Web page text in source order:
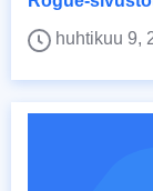
huhtikuu 9,